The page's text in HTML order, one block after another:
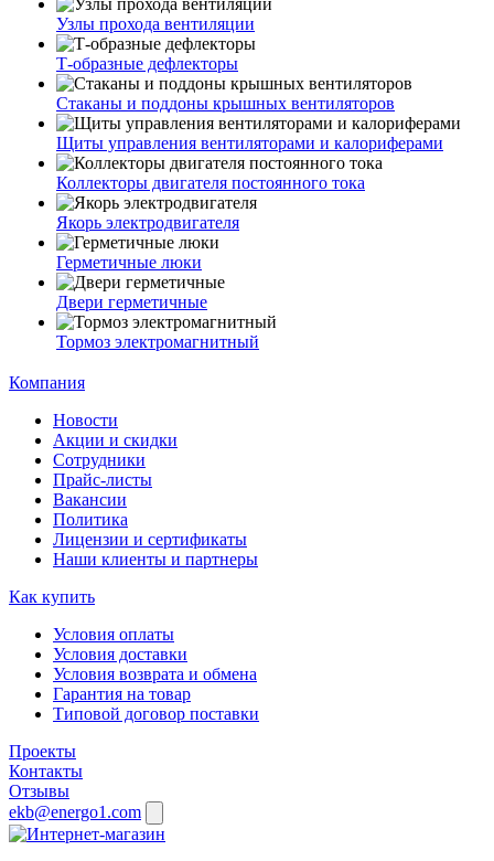
Узлы прохода вентиляции
Т-образные дефлекторы
Стаканы и поддоны крышных вентиляторов
Щиты управления вентиляторами и калориферами
Коллекторы двигателя постоянного тока
Якорь электродвигателя
Герметичные люки
Двери герметичные
Тормоз электромагнитный
Компания
Новости
Акции и скидки
Сотрудники
Прайс-листы
Вакансии
Политика
Лицензии и сертификаты
Наши клиенты и партнеры
Как купить
Условия оплаты
Условия доставки
Условия возврата и обмена
Гарантия на товар
Типовой договор поставки
Проекты
Контакты
Отзывы
ekb@energo1.com